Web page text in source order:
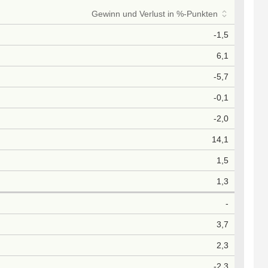
Gewinn und Verlust in %-Punkten
-1,5
6,1
-5,7
-0,1
-2,0
14,1
1,5
1,3
-
3,7
2,3